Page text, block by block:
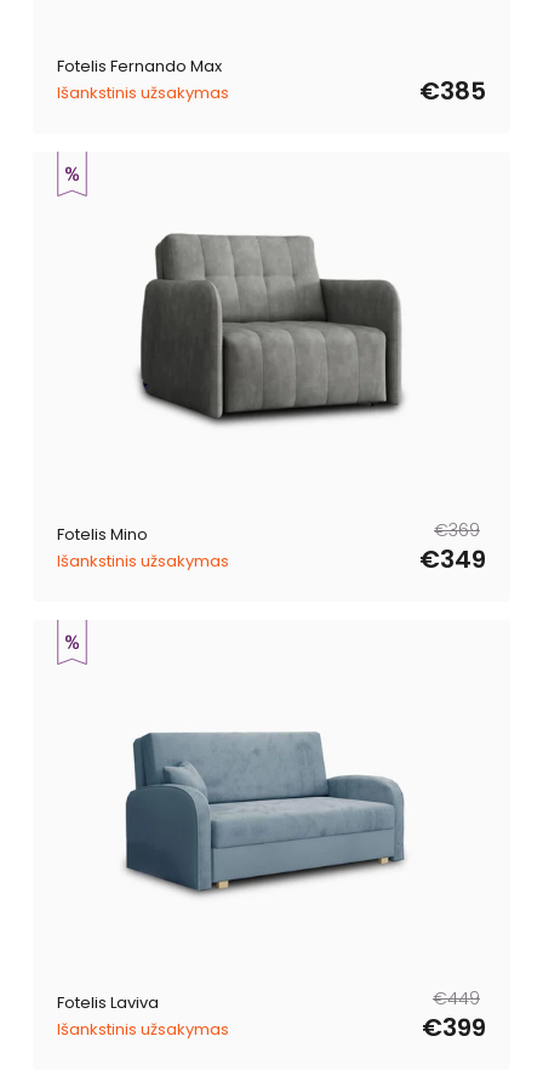
Fotelis Fernando Max
Išankstinis užsakymas
€385
Fotelis Mino
Išankstinis užsakymas
Reguliari
kaina
€369
Išpardavimo
kaina€349
Fotelis Laviva
Išankstinis užsakymas
Reguliari
kaina
€449
Išpardavimo
kaina€399